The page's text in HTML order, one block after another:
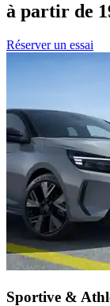
à partir de
Réserver un essai
Sportive &